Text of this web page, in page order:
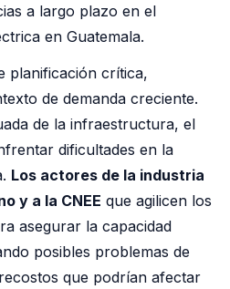
a largo plazo en el
en Guatemala.
planificación crítica,
de demanda creciente.
de la infraestructura, el
dificultades en la
Los actores de la industria
y a la CNEE que agilicen los
asegurar la capacidad
posibles problemas de
que podrían afectar